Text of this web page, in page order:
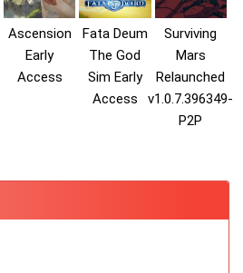
Ascension
Early
Access
Fata Deum
The God
Sim Early
Access
Surviving
Mars
Relaunched
v1.0.7.396349-
P2P